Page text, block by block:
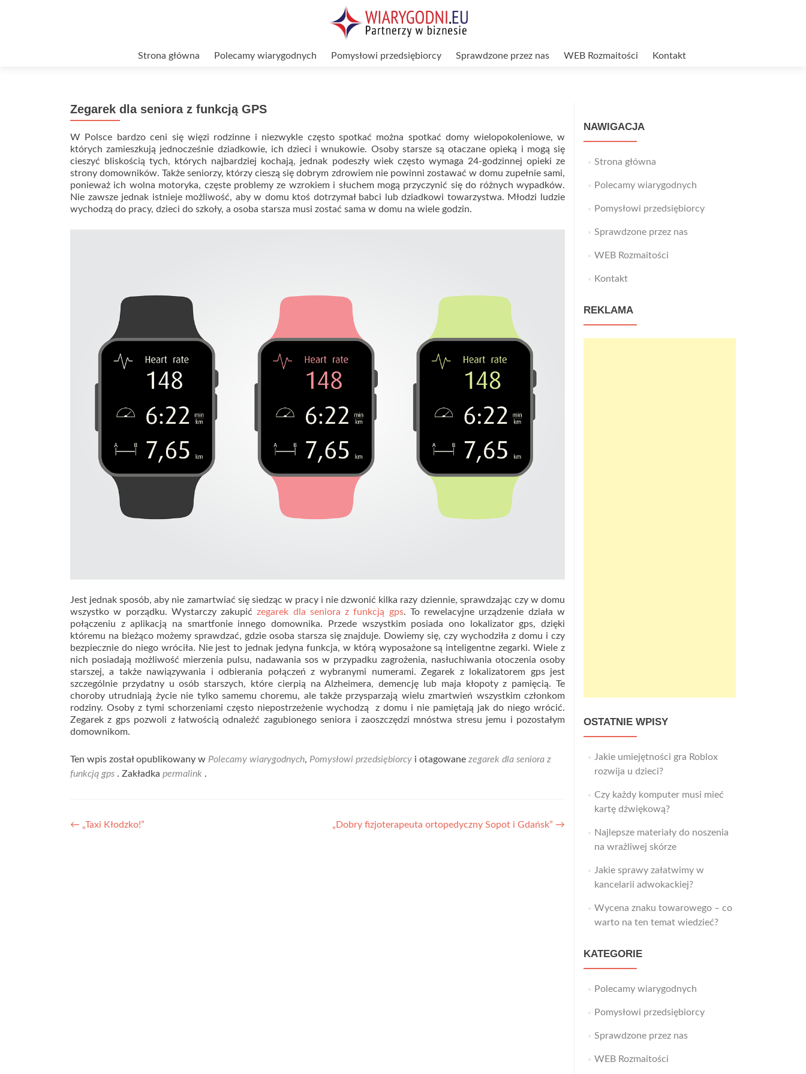
Strona główna Polecamy wiarygodnych Pomysłowi przedsiębiorcy Sprawdzone przez nas WEB Rozmaitości Kontakt
Zegarek dla seniora z funkcją GPS
W Polsce bardzo ceni się więzi rodzinne i niezwykle często spotkać można spotkać domy wielopokoleniowe, w
których zamieszkują jednocześnie dziadkowie, ich dzieci i wnukowie. Osoby starsze są otaczane opieką i mogą się
cieszyć bliskością tych, których najbardziej kochają, jednak podeszły wiek często wymaga 24-godzinnej opieki ze
strony domowników. Także seniorzy, którzy cieszą się dobrym zdrowiem nie powinni zostawać w domu zupełnie sami,
ponieważ ich wolna motoryka, częste problemy ze wzrokiem i słuchem mogą przyczynić się do różnych wypadków.
Nie zawsze jednak istnieje możliwość, aby w domu ktoś dotrzymał babci lub dziadkowi towarzystwa. Młodzi ludzie
wychodzą do pracy, dzieci do szkoły, a osoba starsza musi zostać sama w domu na wiele godzin.
Jest jednak sposób, aby nie zamartwiać się siedząc w pracy i nie dzwonić kilka razy dziennie, sprawdzając czy w domu
wszystko w porządku. Wystarczy zakupićzegarek dla seniora z funkcją gps. To rewelacyjne urządzenie działa w
połączeniu z aplikacją na smartfonie innego domownika. Przede wszystkim posiada ono lokalizator gps, dzięki
któremu na bieżąco możemy sprawdzać, gdzie osoba starsza się znajduje. Dowiemy się, czy wychodziła z domu i czy
bezpiecznie do niego wróciła. Nie jest to jednak jedyna funkcja, w którą wyposażone są inteligentne zegarki. Wiele z
nich posiadają możliwość mierzenia pulsu, nadawania sos w przypadku zagrożenia, nasłuchiwania otoczenia osoby
starszej, a także nawiązywania i odbierania połączeń z wybranymi numerami. Zegarek z lokalizatorem gps jest
szczególnie przydatny u osób starszych, które cierpią na Alzheimera, demencję lub maja kłopoty z pamięcią. Te
choroby utrudniają życie nie tylko samemu choremu, ale także przysparzają wielu zmartwień wszystkim członkom
rodziny. Osoby z tymi schorzeniami często niepostrzeżenie wychodzą z domu i nie pamiętają jak do niego wrócić.
Zegarek z gps pozwoli z łatwością odnaleźć zagubionego seniora i zaoszczędzi mnóstwa stresu jemu i pozostałym
domownikom.
Ten wpis został opublikowany w Polecamy wiarygodnych, Pomysłowi przedsiębiorcy i otagowane zegarek dla seniora z
funkcją gps . Zakładka permalink .
Nawigacja
← „Taxi Kłodzko!” „Dobry fizjoterapeuta ortopedyczny Sopot i Gdańsk” →
NAWIGACJA
Strona główna
Polecamy wiarygodnych
Pomysłowi przedsiębiorcy
Sprawdzone przez nas
WEB Rozmaitości
Kontakt
REKLAMA
OSTATNIE WPISY
Jakie umiejętności gra Roblox
rozwija u dzieci?
Czy każdy komputer musi mieć
kartę dźwiękową?
Najlepsze materiały do noszenia
na wrażliwej skórze
Jakie sprawy załatwimy w
kancelarii adwokackiej?
Wycena znaku towarowego – co
warto na ten temat wiedzieć?
KATEGORIE
Polecamy wiarygodnych
Pomysłowi przedsiębiorcy
Sprawdzone przez nas
WEB Rozmaitości